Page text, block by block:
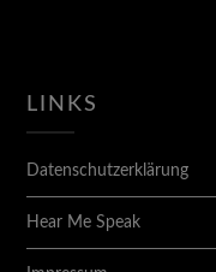
LINKS
Datenschutzerklärung
Hear Me Speak